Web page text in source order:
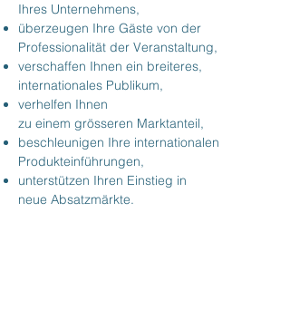
Ihres Unternehmens,
überzeugen Ihre Gäste von der
Professionalität der Veranstaltung,
verschaffen Ihnen ein breiteres,
internationales Publikum,
verhelfen Ihnen
zu einem grösseren Marktanteil,
beschleunigen Ihre internationalen
Produkteinführungen,
unterstützen Ihren Einstieg in
neue Absatzmärkte.